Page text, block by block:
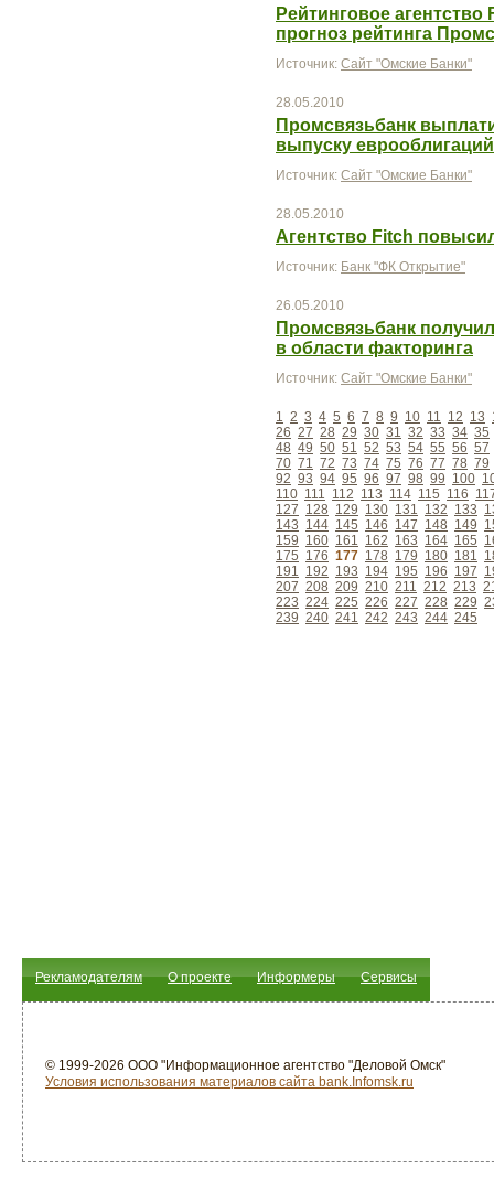
Рейтинговое
прогноз рейтинга
Источник: Сайт "Омские Банки"
28.05.2010
Промсвязьбанк
выпуску еврооблигаций
Источник: Сайт "Омские Банки"
28.05.2010
Агентство Fitch
Источник: Банк "ФК Открытие"
26.05.2010
Промсвязьбанк
в области факторинга
Источник: Сайт "Омские Банки"
1 2 3 4 5 6 7 8 9 10 11 12 13
26 27 28 29 30 31 32 33 34 35
48 49 50 51 52 53 54 55 56 57
70 71 72 73 74 75 76 77 78 79
92 93 94 95 96 97 98 99 100
110 111 112 113 114 115 116
127 128 129 130 131 132 133
143 144 145 146 147 148 149
159 160 161 162 163 164 165
175 176 177 178 179 180 181
191 192 193 194 195 196 197
207 208 209 210 211 212 213
223 224 225 226 227 228 229
239 240 241 242 243 244 245
Рекламодателям О проекте Информеры Сервисы
© 1999-2026 ООО "Информационное агентство "Деловой Омск"
Условия использования материалов сайта bank.Infomsk.ru